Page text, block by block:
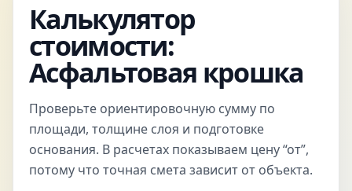
Калькулятор
стоимости:
Асфальтовая крошка
Проверьте ориентировочную сумму по
площади, толщине слоя и подготовке
основания. В расчетах показываем цену “от”,
потому что точная смета зависит от объекта.